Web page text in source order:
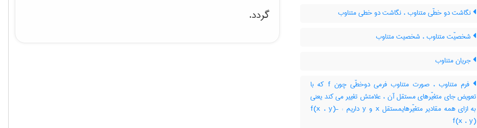
نگاشت دو خطّی متناوب ، نگاشت دو خطی متناوب
شخصیّت متناوب ، شخصیت متناوب
جریان متناوب
فرم متناوب ، صورت متناوب فرمی دوخطّی چون f که با
تعویض جای متغیّرهای مستقل آن ، علامتش تغییر می کند یعنی
به ازای همه مقادیر متغیّرهایمستقل x و y داریم : f(x ، y)-
f(x ، y)
گردد.